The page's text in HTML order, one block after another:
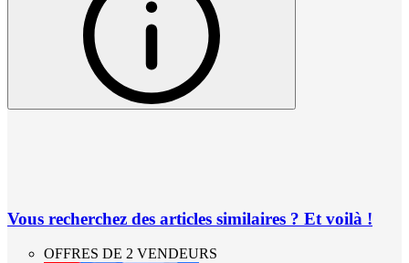
Vous recherchez des articles similaires ? Et voilà !
OFFRES DE 2 VENDEURS